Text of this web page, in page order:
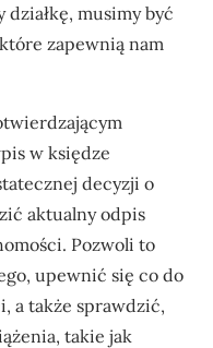
musimy być
zapewnią nam
w księdze
decyzji o
aktualny odpis
Pozwoli to
upewnić się co do
a także sprawdzić,
takie jak